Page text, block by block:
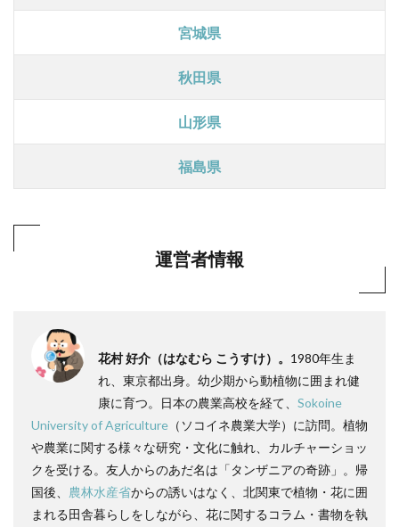
宮城県
秋田県
山形県
福島県
運営者情報
花村 好介（はなむら こうすけ）。 1980年生ま
れ、東京都出身。幼少期から動植物に囲まれ健
康に育つ。日本の農業高校を経て、 Sokoine
University of Agriculture （ソコイネ農業大学）に訪問。植物
や農業に関する様々な研究・文化に触れ、カルチャーショッ
クを受ける。友人からのあだ名は「タンザニアの奇跡」。帰
国後、 農林水産省からの誘いはなく、北関東で植物・花に囲
まれる田舎暮らしをしながら、花に関するコラム・書物を執